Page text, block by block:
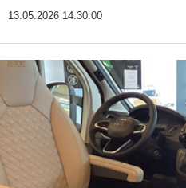
13.05.2026 14.30.00